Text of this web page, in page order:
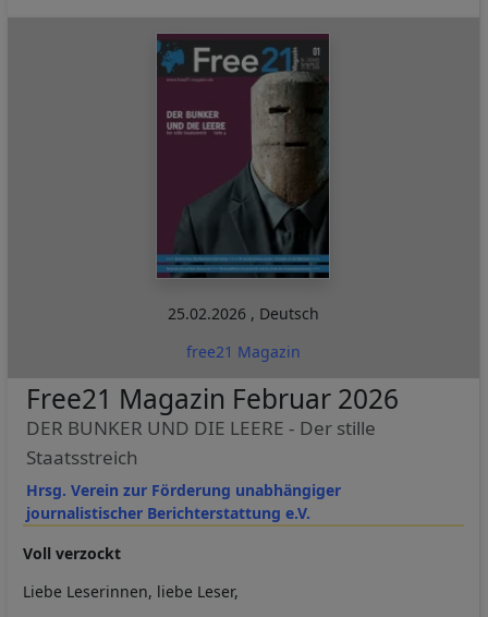
25.02.2026 , Deutsch
free21 Magazin
Hrsg. Verein zur Förderung unabhängiger
journalistischer Berichterstattung e.V.
Free21 Magazin Februar 2026
DER BUNKER UND DIE LEERE - Der stille
Staatsstreich
Voll verzockt
Liebe Leserinnen, liebe Leser,